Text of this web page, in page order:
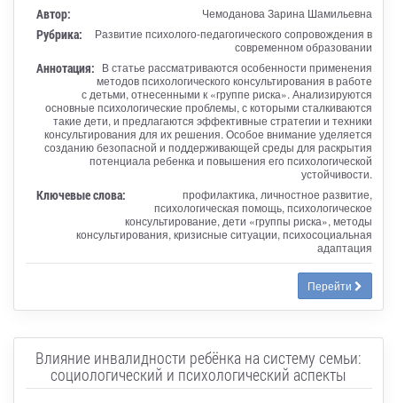
Автор: Чемоданова Зарина Шамильевна
Рубрика:
Развитие психолого-педагогического сопровождения в
современном образовании
Аннотация: В статье рассматриваются особенности применения
методов психологического консультирования в работе
с детьми, отнесенными к «группе риска». Анализируются
основные психологические проблемы, с которыми сталкиваются
такие дети, и предлагаются эффективные стратегии и техники
консультирования для их решения. Особое внимание уделяется
созданию безопасной и поддерживающей среды для раскрытия
потенциала ребенка и повышения его психологической
устойчивости.
Ключевые слова:
профилактика, личностное развитие,
психологическая помощь, психологическое
консультирование, дети «группы риска», методы
консультирования, кризисные ситуации, психосоциальная
адаптация
Перейти
Влияние инвалидности ребёнка на систему семьи:
социологический и психологический аспекты